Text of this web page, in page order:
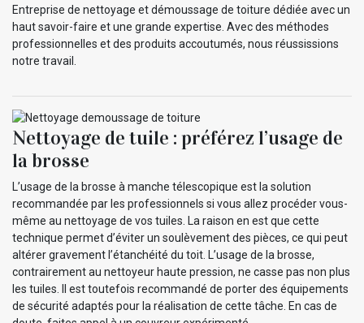
Entreprise de nettoyage et démoussage de toiture dédiée avec un
haut savoir-faire et une grande expertise. Avec des méthodes
professionnelles et des produits accoutumés, nous réussissions
notre travail.
Nettoyage de tuile : préférez l’usage de
la brosse
L’usage de la brosse à manche télescopique est la solution
recommandée par les professionnels si vous allez procéder vous-
même au nettoyage de vos tuiles. La raison en est que cette
technique permet d’éviter un soulèvement des pièces, ce qui peut
altérer gravement l’étanchéité du toit. L’usage de la brosse,
contrairement au nettoyeur haute pression, ne casse pas non plus
les tuiles. Il est toutefois recommandé de porter des équipements
de sécurité adaptés pour la réalisation de cette tâche. En cas de